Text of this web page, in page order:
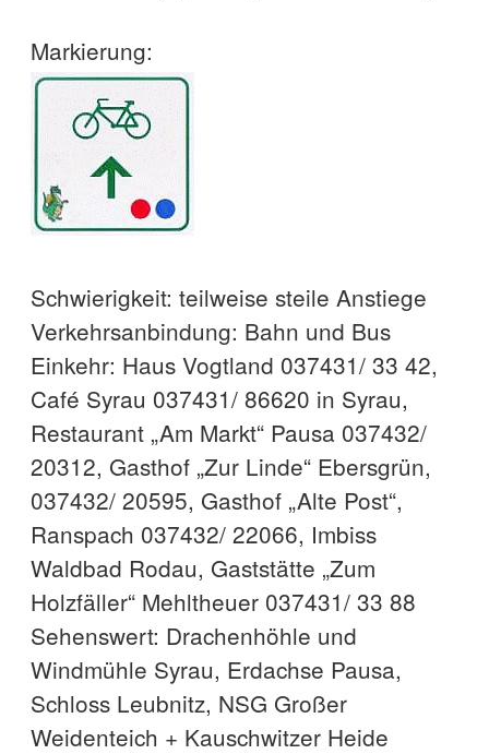
Markierung:
Schwierigkeit: teilweise steile Anstiege
Verkehrsanbindung: Bahn und Bus
Einkehr: Haus Vogtland 037431/ 33 42,
Café Syrau 037431/ 86620 in Syrau,
Restaurant „Am Markt“ Pausa 037432/
20312, Gasthof „Zur Linde“ Ebersgrün,
037432/ 20595, Gasthof „Alte Post“,
Ranspach 037432/ 22066, Imbiss
Waldbad Rodau, Gaststätte „Zum
Holzfäller“ Mehltheuer 037431/ 33 88
Sehenswert: Drachenhöhle und
Windmühle Syrau, Erdachse Pausa,
Schloss Leubnitz, NSG Großer
Weidenteich + Kauschwitzer Heide